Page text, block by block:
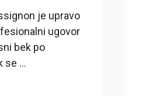
je upravo
ugovor
bek po
se ...